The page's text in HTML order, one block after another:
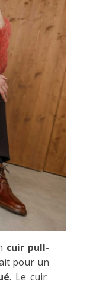
cuir pull-
pour un
. Le cuir